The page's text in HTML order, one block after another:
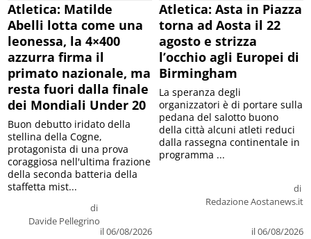
Atletica: Matilde
Abelli lotta come una
leonessa, la 4×400
azzurra firma il
primato nazionale, ma
resta fuori dalla finale
dei Mondiali Under 20
di
Davide Pellegrino
il 06/08/2026
Buon debutto iridato della
stellina della Cogne,
protagonista di una prova
coraggiosa nell'ultima frazione
della seconda batteria della
staffetta mist...
Atletica: Asta in Piazza
torna ad Aosta il 22
agosto e strizza
l’occhio agli Europei di
Birmingham
di
Redazione Aostanews.it
il 06/08/2026
La speranza degli
organizzatori è di portare sulla
pedana del salotto buono
della città alcuni atleti reduci
dalla rassegna continentale in
programma ...